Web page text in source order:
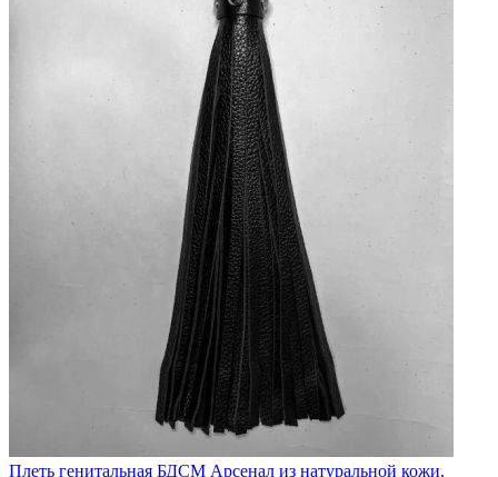
Плеть генитальная БДСМ Арсенал из натуральной кожи,